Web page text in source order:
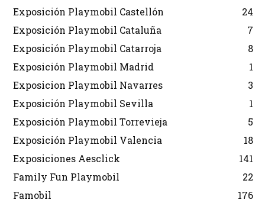
Exposición Playmobil Castellón
24
Exposición Playmobil Cataluña
7
Exposición Playmobil Catarroja
8
Exposición Playmobil Madrid
1
Exposicion Playmobil Navarres
3
Exposición Playmobil Sevilla
1
Exposición Playmobil Torrevieja
5
Exposición Playmobil Valencia
18
Exposiciones Aesclick
141
Family Fun Playmobil
22
Famobil
176